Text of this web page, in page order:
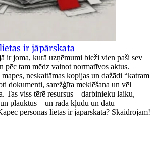
ir jāpārskata
ir joma, kurā uzņēmumi bieži vien paši sev
pēc tam mēdz vainot normatīvos aktus.
neskaitāmas kopijas un dažādi “katram
dokumenti, sarežģīta meklēšana un vēl
Tas viss tērē resursus – darbinieku laiku,
plauktus – un rada kļūdu un datu
personas lietas ir jāpārskata? Skaidrojam!